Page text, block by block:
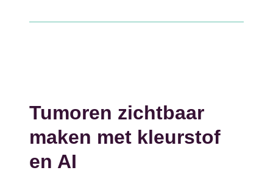
Tumoren zichtbaar
maken met kleurstof
en AI